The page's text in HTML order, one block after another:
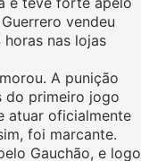
vendeu
nas lojas
A punição
do primeiro jogo
atuar oficialmente
foi marcante.
Gauchão, e logo